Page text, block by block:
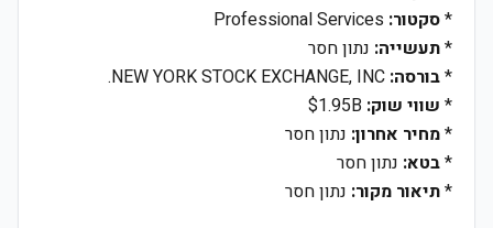
*סקטור:
*תעשייה: נתון חסר
*בורסה:
* שווי שוק:
*מחיר אחרון: נתון חסר
*בטא: נתון חסר
*תיאור מקור: נתון חסר